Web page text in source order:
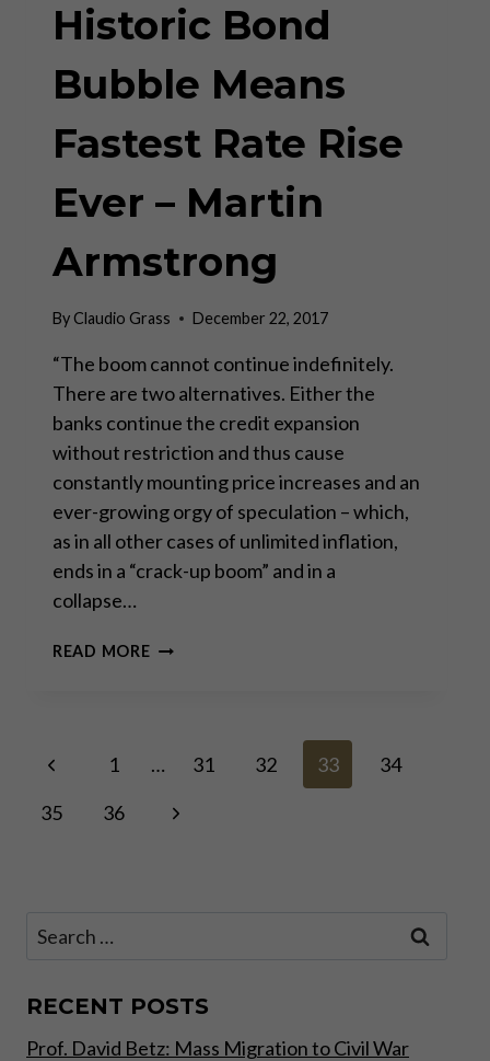
Historic Bond
Bubble Means
Fastest Rate Rise
Ever – Martin
Armstrong
ByClaudio Grass December 22, 2017
“The boom cannot continue indefinitely.
There are two alternatives. Either the
banks continue the credit expansion
without restriction and thus cause
constantly mounting price increases and an
ever-growing orgy of speculation – which,
as in all other cases of unlimited inflation,
ends in a “crack-up boom” and in a
collapse…
READ MOREHISTORIC
EVER
Page
navigation
Previous
Page
1 … 31 32 33
34
35
36
Next
Search
RECENT POSTS
Prof. David Betz: Mass Migration to Civil War